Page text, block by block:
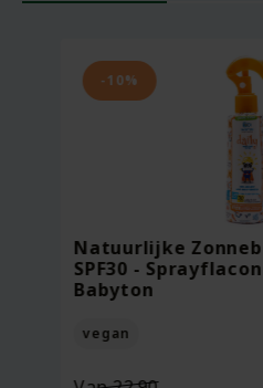
Bekijken
is:
€13.27.
Bekijken
-10%
Natuurlijke
SPF30 -
Babyton
vegan